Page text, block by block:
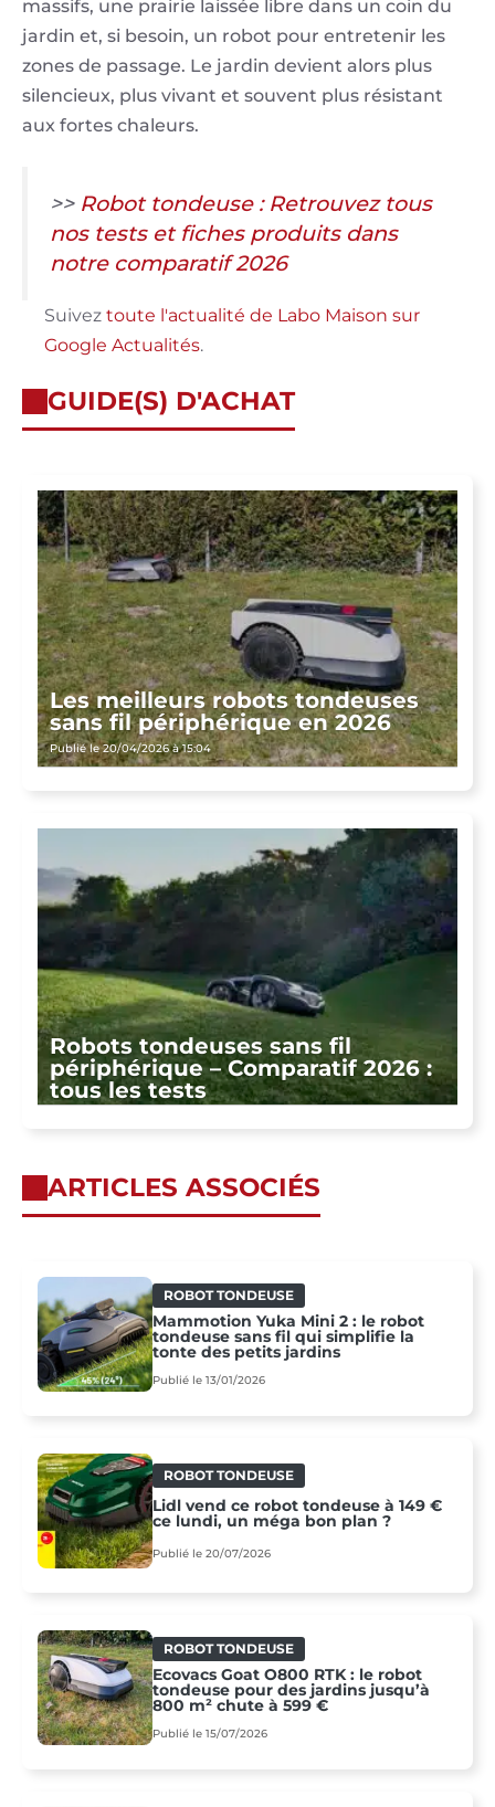
massifs, une prairie laissée libre dans un coin du
jardin et, si besoin, un robot pour entretenir les
zones de passage. Le jardin devient alors plus
silencieux, plus vivant et souvent plus résistant
aux fortes chaleurs.
>> Robot tondeuse : Retrouvez tous
nos tests et fiches produits dans
notre comparatif 2026
Suivez toute l'actualité de Labo Maison sur
Google Actualités.
GUIDE(S) D'ACHAT
Les meilleurs robots tondeuses
sans fil périphérique en 2026
Publié le 20/04/2026 à 15:04
Robots tondeuses sans fil
périphérique – Comparatif 2026 :
tous les tests
ARTICLES ASSOCIÉS
ROBOT TONDEUSE
Mammotion Yuka Mini 2 : le robot
tondeuse sans fil qui simplifie la
tonte des petits jardins
Publié le 13/01/2026
ROBOT TONDEUSE
Lidl vend ce robot tondeuse à 149 €
ce lundi, un méga bon plan ?
Publié le 20/07/2026
ROBOT TONDEUSE
Ecovacs Goat O800 RTK : le robot
tondeuse pour des jardins jusqu’à
800 m² chute à 599 €
Publié le 15/07/2026